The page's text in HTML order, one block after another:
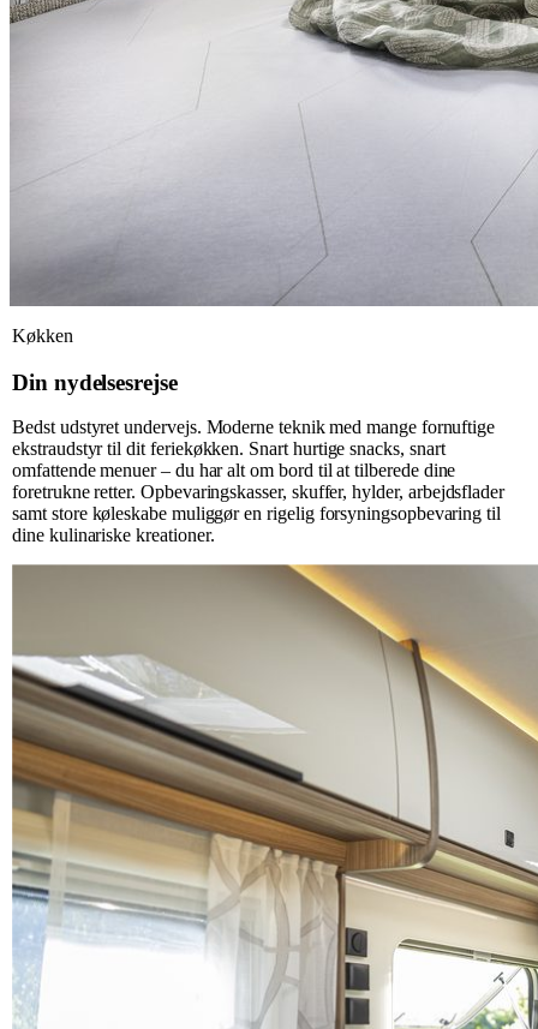
Køkken
Din nydelsesrejse
Bedst udstyret undervejs. Moderne teknik med mange fornuftige
ekstraudstyr til dit feriekøkken. Snart hurtige snacks, snart
omfattende menuer – du har alt om bord til at tilberede dine
foretrukne retter. Opbevaringskasser, skuffer, hylder, arbejdsflader
samt store køleskabe muliggør en rigelig forsyningsopbevaring til
dine kulinariske kreationer.